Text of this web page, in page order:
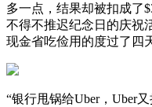
多一点，结果却被扣成了
不得不推迟纪念日的庆祝
现金省吃俭用的度过了四
“银行甩锅给Uber，Uber